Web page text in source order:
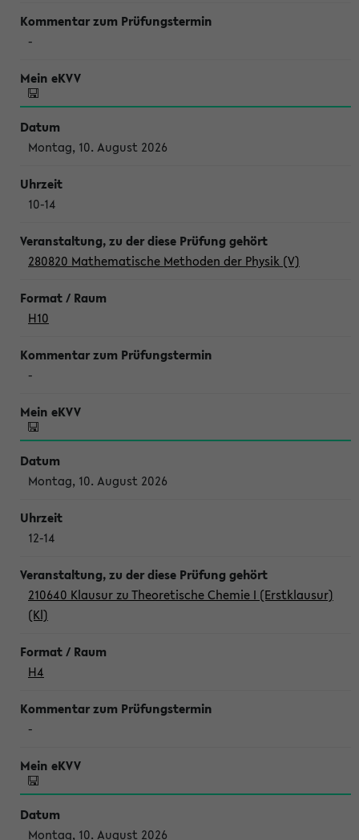
-
Montag, 10. August 2026
10-14
280820 Mathematische Methoden der Physik (V)
H10
-
Montag, 10. August 2026
12-14
210640 Klausur zu Theoretische Chemie I (Erstklausur)
(Kl)
H4
-
Montag, 10. August 2026